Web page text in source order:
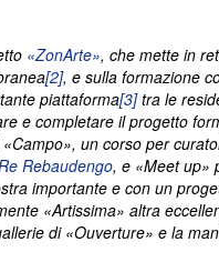
«ZonArte», che mette in
[2], e sulla formazione
piattaforma[3]tra le
e completare il progetto
un corso per
Rebaudengo, e «Meet up»
importante e con un
«Artissima» altra
di «Ouverture» e la